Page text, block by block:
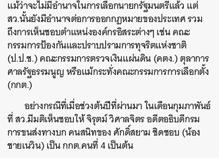
แม้ว่าจะไม่มีอำนาจในการเลือกนายกรัฐมนตรีแล้ว แต่
สว.นั้นยังมีอำนาจต่อการออกกฎหมายของประเทศ รวม
ถึงการเห็นชอบตำแหน่งองค์กรอิสระต่างๆ เช่น คณะ
กรรมการป้องกันและปราบปรามการทุจริตแห่งชาติ
(ป.ป.ช.) คณะกรรมการตรวจเงินแผ่นดิน (คตง.) ตุลาการ
ศาลรัฐธรรมนูญ หรือแม้กระทั่งคณะกรรมการการเลือกตั้ง
(กกต.)
อย่างกรณีที่เมื่อช่วงต้นปีที่ผ่านมา ในเดือนกุมภาพันธ์
ที่ สว.มีมติเห็นชอบให้ จิรุตม์ วิศาลจิตร อดีตอธิบดีกรม
การขนส่งทางบก คนสนิทของ ศักดิ์สยาม ชิดชอบ (น้อง
ชายเนวิน) เป็น กกต.คนที่ 4 เป็นต้น